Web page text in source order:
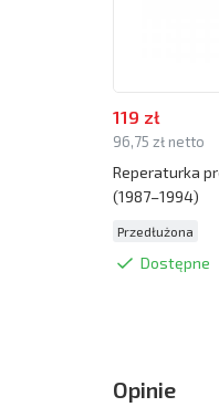
119 zł
96,75 zł netto
Reperaturka
(1987–1994)
Przedłużona
Dostępne
Opinie